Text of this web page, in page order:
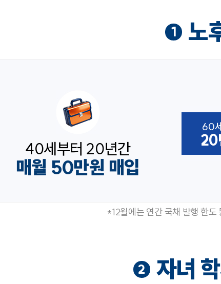
1 노
40세부터 20년간
매월 50만원 매입
60
20
*12월에는 연간 국채 발행 한도
2 자녀